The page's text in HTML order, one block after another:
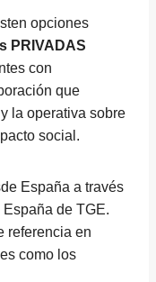
opciones
PRIVADAS
con
que
la operativa sobre
social.
España a través
España de TGE.
referencia en
como los